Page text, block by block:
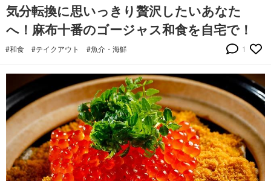
気分転換に思いっきり贅沢したいあなた
へ！麻布十番のゴージャス和食を自宅で！
#和食 #テイクアウト #魚介・海鮮 1